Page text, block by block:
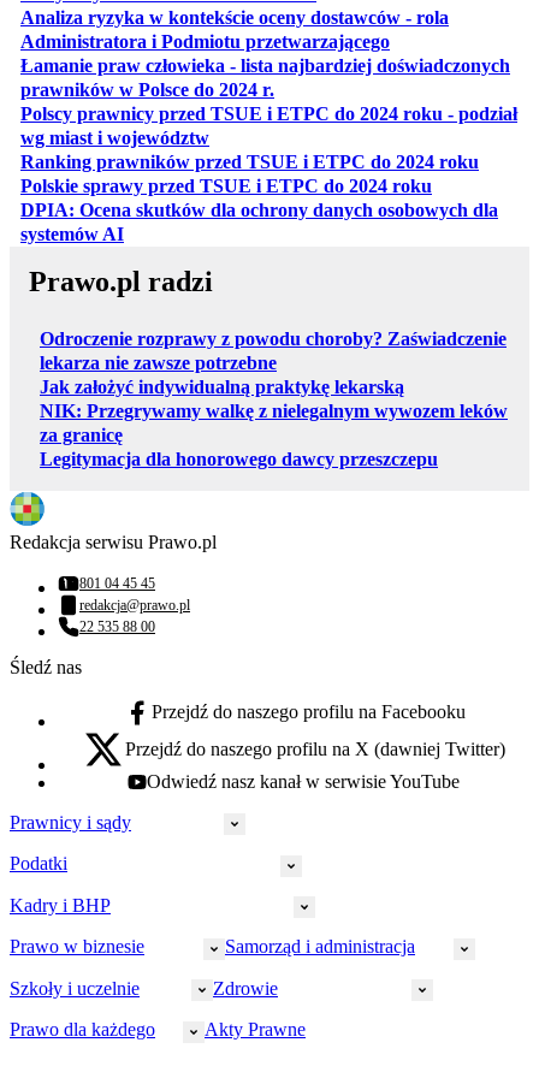
Analiza ryzyka w kontekście oceny dostawców - rola
Administratora i Podmiotu przetwarzającegootwiera się w
Łamanie praw człowieka - lista najbardziej doświadczonych
prawników w Polsce do 2024 r.
Polscy prawnicy przed TSUE i ETPC do 2024 roku - podział
wg miast i województwotwiera się w nowej karcie
Ranking prawników przed TSUE i ETPC do 2024 roku
Polskie sprawy przed TSUE i ETPC do 2024 roku
DPIA: Ocena skutków dla ochrony danych osobowych dla
systemów AIotwiera się w nowej karcie
Prawo.pl radzi
Odroczenie rozprawy z powodu choroby? Zaświadczenie
lekarza nie zawsze potrzebne
Jak założyć indywidualną praktykę lekarską
NIK: Przegrywamy walkę z nielegalnym wywozem leków
za granicę
Legitymacja dla honorowego dawcy przeszczepu
Redakcja serwisu Prawo.pl
Numer telefonu:
801 04 45 45
Adres email:
redakcja@prawo.pl
Numer telefonu:
22 535 88 00
Śledź nas
facebook - otwiera się w nowej karcie
Przejdź do naszego profilu na Facebooku
x - otwiera się w nowej karcie
Przejdź do naszego profilu na X (dawniej Twitter)
youtube - otwiera się w nowej karcie
Odwiedź nasz kanał w serwisie YouTube
Prawnicy i sądy
Prawnicy
Policja
Strefa aplikanta
Sędziowie
Podatki
CIT
Akcyza
Rachunkowość
Kadry i BHP
HR
Ubezpieczenia społeczne
Prawo w biznesie
Małe i średnie firmy
Samorząd i administracja
Bezpieczeństwo publiczne
Szkoły i uczelnie Zdrowie
Prawo dla każdego Akty Prawne